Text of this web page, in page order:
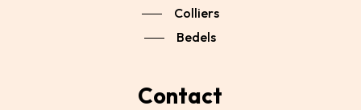
Colliers
Bedels
Contact